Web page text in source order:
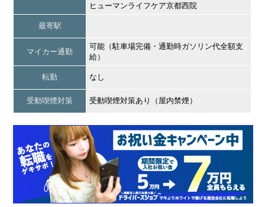
ヒューマンライフケア京都西院
最寄駅
マイカー通勤
可能（駐車場完備・通勤時ガソリン代全額支
給）
転勤 なし
受動喫煙対策 受動喫煙対策あり（屋内禁煙）